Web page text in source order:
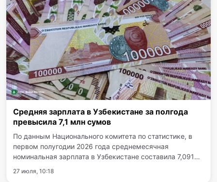
Средняя зарплата в Узбекистане за полгода
превысила 7,1 млн сумов
По данным Национального комитета по статистике, в
первом полугодии 2026 года среднемесячная
номинальная зарплата в Узбекистане составила 7,091
зафиксированы в Ташкенте и финансово-банковском
27 июля, 10:18